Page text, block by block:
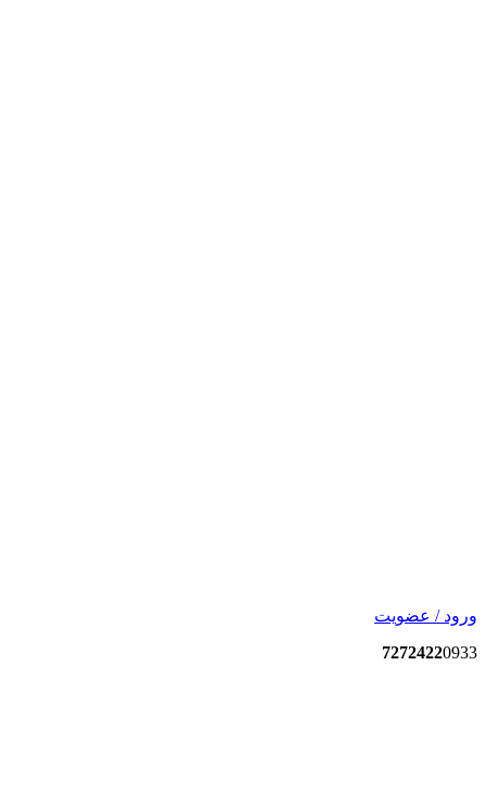
ورود / عضویت
72724220933